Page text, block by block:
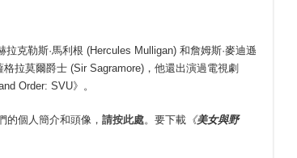
拉克勒斯·馬利根 (Hercules Mulligan) 和詹姆斯·麥迪遜
格拉莫爾爵士 (Sir Sagramore)，他還出演過電視劇
Order: SVU》。
的個人簡介和頭像， 請按此處。要下載《美女與野